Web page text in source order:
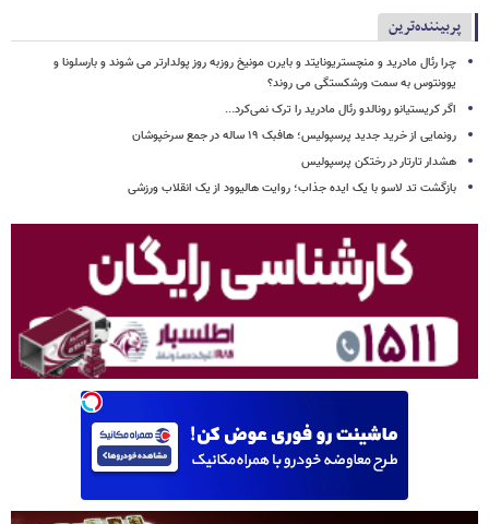
پربیننده‌ترین
چرا رئال مادرید و منچستریونایتد و بایرن مونیخ روزبه روز پولدارتر می شوند و بارسلونا و
یوونتوس به سمت ورشکستگی می روند؟
اگر کریستیانو رونالدو رئال مادرید را ترک نمی‌کرد...
رونمایی از خرید جدید پرسپولیس؛ هافبک ۱۹ ساله در جمع سرخپوشان
هشدار تارتار در رختکن پرسپولیس
بازگشت تد لاسو با یک ایده جذاب؛ روایت هالیوود از یک انقلاب ورزشی